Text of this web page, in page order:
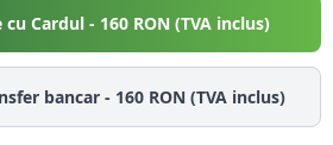
Cardul - 160RON (TVA inclus)
bancar - 160RON (TVA inclus)